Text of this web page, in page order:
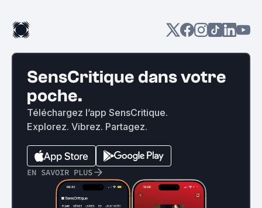
SensCritique dans votre
poche.
Téléchargez l’app SensCritique.
Explorez. Vibrez. Partagez.
EN SAVOIR PLUS